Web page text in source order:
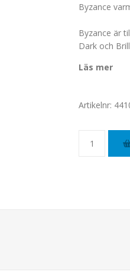
Byzance
Byzance är
Dark och
Läs mer
Artikelnr: